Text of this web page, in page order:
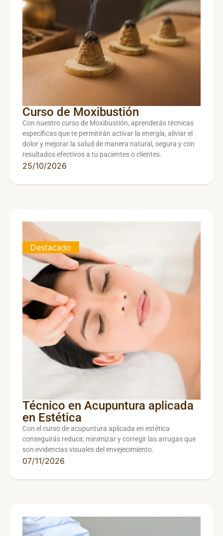
Curso de Moxibustión
Con nuestro curso de Moxibustión, aprenderás técnicas
específicas que te permitirán activar la energía, aliviar el
dolor y mejorar la salud de manera natural, segura y con
resultados efectivos a tu pacientes o clientes.
25/10/2026
Destacado
Técnico en Acupuntura aplicada
en Estética
Con el curso de acupuntura aplicada en estética
conseguirás reducir, minimizar y corregir las arrugas que
son evidencias visuales del envejecimiento.
07/11/2026